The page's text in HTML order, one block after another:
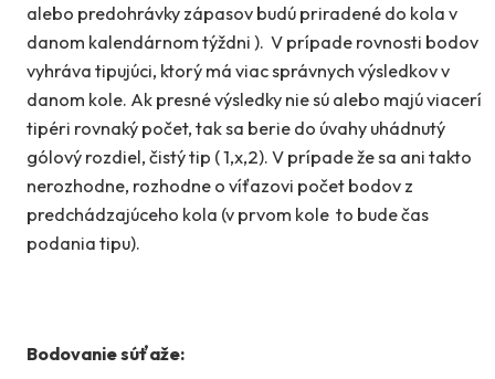
alebo predohrávky zápasov budú priradené do kola v
danom kalendárnom týždni ). V prípade rovnosti bodov
vyhráva tipujúci, ktorý má viac správnych výsledkov v
danom kole. Ak presné výsledky nie sú alebo majú viacerí
tipéri rovnaký počet, tak sa berie do úvahy uhádnutý
gólový rozdiel, čistý tip ( 1,x,2). V prípade že sa ani takto
nerozhodne, rozhodne o víťazovi počet bodov z
predchádzajúceho kola (v prvom kole to bude čas
podania tipu).
Bodovanie súťaže: